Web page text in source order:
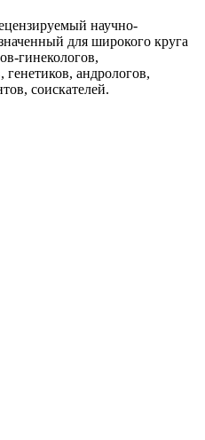
научно-
для широкого круга
гинекологов,
андрологов,
соискателей.